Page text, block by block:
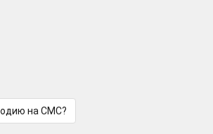
на СМС?